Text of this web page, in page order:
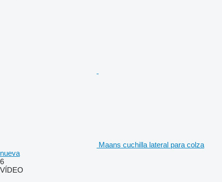
Maans cuchilla lateral para colza
nueva
6
VÍDEO